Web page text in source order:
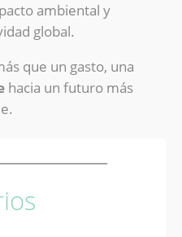
ambiental y
global.
que un gasto, una
hacia un futuro más